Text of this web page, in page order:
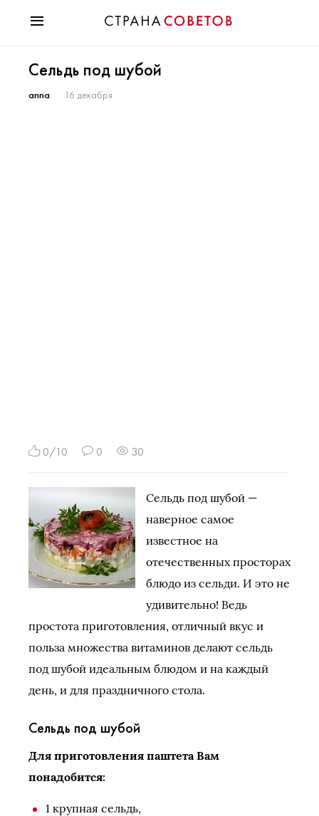
Мода
Звезды
Сельдь под шубой
anna 16 декабря
0/10 0 30
Сельдь под шубой —
наверное самое
известное на
отечественных просторах
блюдо из сельди. И это не
удивительно! Ведь
простота приготовления, отличный вкус и
польза множества витаминов делают сельдь
под шубой идеальным блюдом и на каждый
день, и для праздничного стола.
Сельдь под шубой
Для приготовления паштета Вам
понадобится:
1 крупная сельдь,